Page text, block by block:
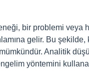
bir problemi veya
gelir. Bu
Analitik
yöntemini